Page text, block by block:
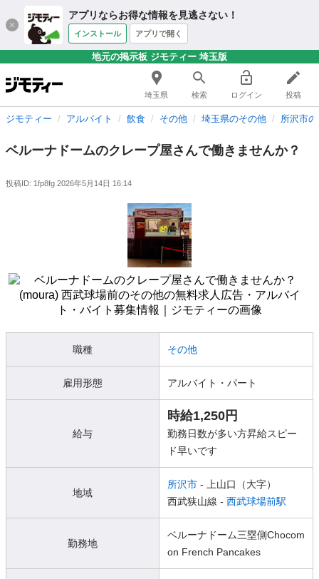
アプリならお得な情報を見逃さない！
インストール アプリで開く
地元の掲示板 ジモティー 埼玉版
埼玉県 検索 ログイン 投稿
ジモティー アルバイト 飲食 その他 埼玉県のその他 所沢市
ベルーナドームのクレープ屋さんで働きませんか？
投稿ID: 1fp8fg 2026年5月14日 16:14
職種 その他
雇用形態 アルバイト・パート
給与
時給1,250円
勤務日数が多い方昇給スピー
ド早いです
地域
所沢市 - 上山口（大字）
西武狭山線 - 西武球場前駅
勤務地
ベルーナドーム三塁側Chocom
on French Pancakes